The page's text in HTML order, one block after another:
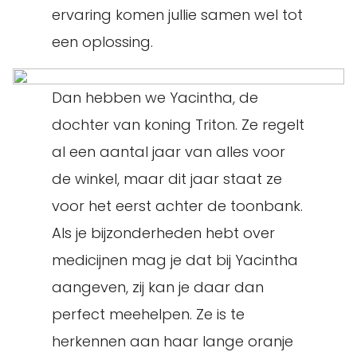
ervaring komen jullie samen wel tot
een oplossing.
Dan hebben we Yacintha, de
dochter van koning Triton. Ze regelt
al een aantal jaar van alles voor
de winkel, maar dit jaar staat ze
voor het eerst achter de toonbank.
Als je bijzonderheden hebt over
medicijnen mag je dat bij Yacintha
aangeven, zij kan je daar dan
perfect meehelpen. Ze is te
herkennen aan haar lange oranje